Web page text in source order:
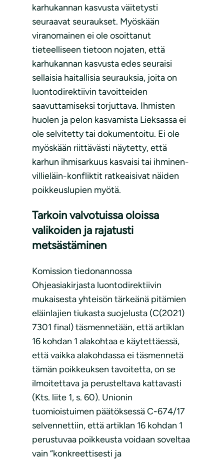
karhukannan kasvusta väitetysti
seuraavat seuraukset. Myöskään
viranomainen ei ole osoittanut
tieteelliseen tietoon nojaten, että
karhukannan kasvusta edes seuraisi
sellaisia haitallisia seurauksia, joita on
luontodirektiivin tavoitteiden
saavuttamiseksi torjuttava. Ihmisten
huolen ja pelon kasvamista Lieksassa ei
ole selvitetty tai dokumentoitu. Ei ole
myöskään riittävästi näytetty, että
karhun ihmisarkuus kasvaisi tai ihminen-
villieläin-konfliktit ratkeaisivat näiden
poikkeuslupien myötä.
Tarkoin valvotuissa oloissa
valikoiden ja rajatusti
metsästäminen
Komission tiedonannossa
Ohjeasiakirjasta luontodirektiivin
mukaisesta yhteisön tärkeänä pitämien
eläinlajien tiukasta suojelusta (C(2021)
7301 final) täsmennetään, että artiklan
16 kohdan 1 alakohtaa e käytettäessä,
että vaikka alakohdassa ei täsmennetä
tämän poikkeuksen tavoitetta, on se
ilmoitettava ja perusteltava kattavasti
(Kts. liite 1, s. 60). Unionin
tuomioistuimen päätöksessä C-674/17
selvennettiin, että artiklan 16 kohdan 1
perustuvaa poikkeusta voidaan soveltaa
vain “konkreettisesti ja